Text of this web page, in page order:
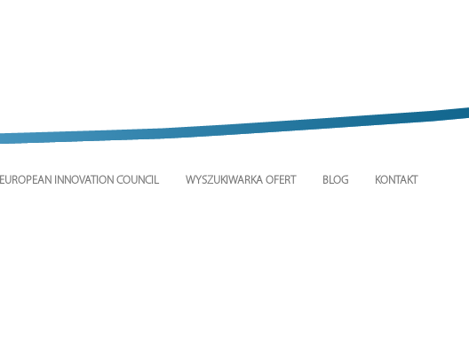
EUROPEAN INNOVATION COUNCIL WYSZUKIWARKA OFERT BLOG KONTAKT